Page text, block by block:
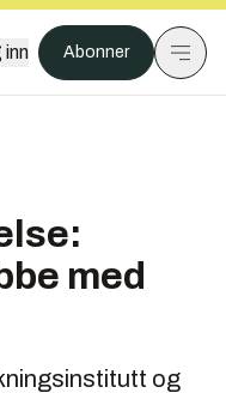
inn Abonner
med
og